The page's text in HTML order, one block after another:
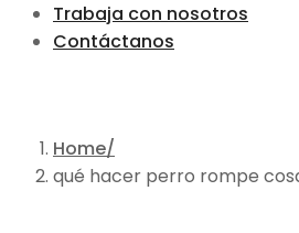
Trabaja con nosotros
Contáctanos
Home
qué hacer perro rompe